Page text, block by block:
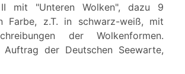
II mit "Unteren Wolken", dazu 9
Farbe, z.T. in schwarz-weiß, mit
der Wolkenformen.
der Deutschen Seewarte,